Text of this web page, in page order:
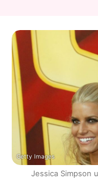
Getty Images
Jessica Simpson